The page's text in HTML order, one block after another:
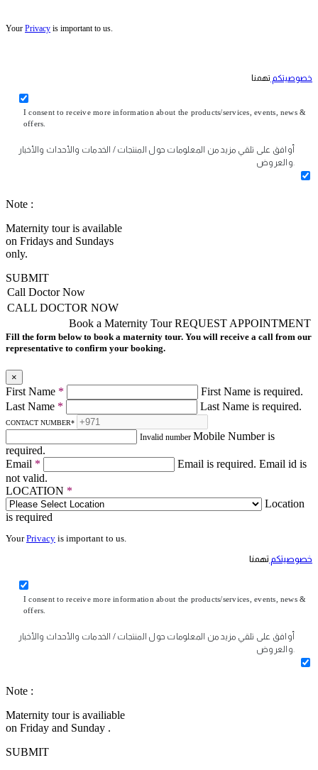
Your Privacy is important to us.
خصوصيتكم تهمنا
I consent to receive more information about the products/services, events, news &
offers.
أوافق على تلقي مزيد من المعلومات حول المنتجات / الخدمات والأحداث والأخبار
والعروض.
Note :
Maternity tour is available
on Fridays and Sundays
only.
SUBMIT
Call Doctor Now
CALL DOCTOR NOW
REQUEST APPOINTMENT
Book a Maternity Tour
Fill the form below to book a maternity tour. You will receive a call from our
representative to confirm your booking.
×
First Name *
First Name is required.
Last Name * Last Name is required.
CONTACT NUMBER*
Invalid number Mobile Number is
required.
Email * Email is required. Email id is
not valid.
LOCATION *
Location
is required
YourPrivacy is important to us.
خصوصيتكم تهمنا
I consent to receive more information about the products/services, events, news &
offers.
أوافق على تلقي مزيد من المعلومات حول المنتجات / الخدمات والأحداث والأخبار
والعروض.
Note :
Maternity tour is availiable
on Friday and Sunday .
SUBMIT